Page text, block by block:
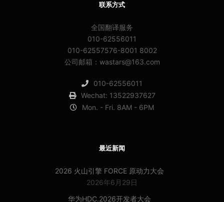
联系方式
全国翻译服务
010-62556011
010-62557576-8001 8002
公司邮箱：wastars@163.com
010-62556011
Wechat: 13522937627
Mon. - Fri. 8AM - 6PM
最近新闻
2026 火山引擎 FORCE 原动力大会
2026年6月29日
华为HDC.2026开发者大会